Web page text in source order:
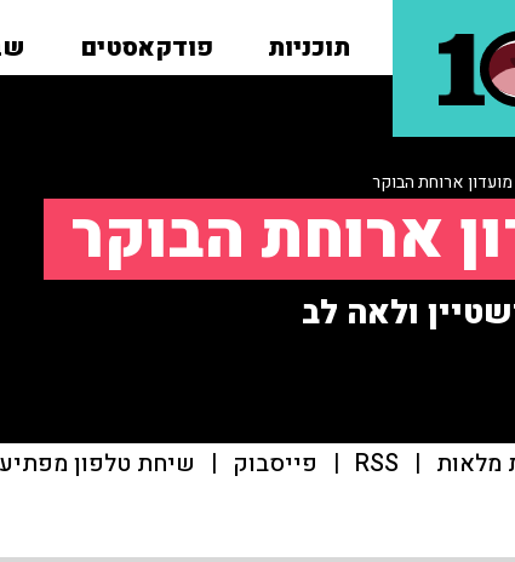
תוכניות פודקאסטים
מועדון ארוחת הבוקר
ארוחת הבוקר
ולאה לב
מלאות |
RSS
| פייסבוק | שיחת טלפון